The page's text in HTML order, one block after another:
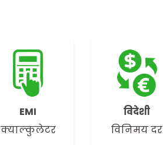
EMI
क्याल्कुलेटर
विदेशी
विनिमय दर